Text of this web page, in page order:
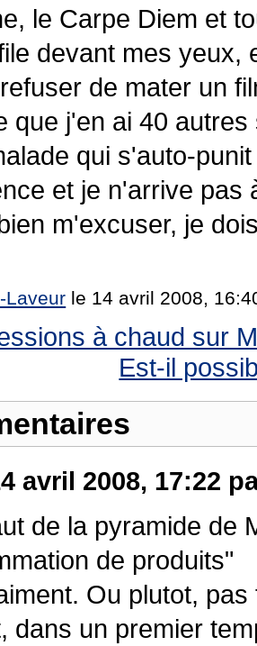
le Carpe Diem et
devant mes yeux,
de mater un
que j'en ai 40
qui s'auto-
et je n'arrive pas
m'excuser, je
Laveur le 14 avril 2008,
à chaud sur
Est-il
avril 2008, 17:22
de la pyramide de
de produits"
Ou plutot,
dans un premier